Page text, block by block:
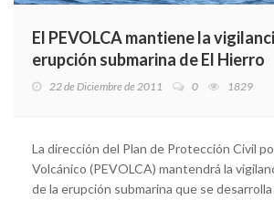
El PEVOLCA mantiene la
erupción submarina de El Hierro
22 de Diciembre de 2011 0 1829
La dirección del Plan de Protección Civil
Volcánico (PEVOLCA) mantendrá la
de la erupción submarina que se desarrolla